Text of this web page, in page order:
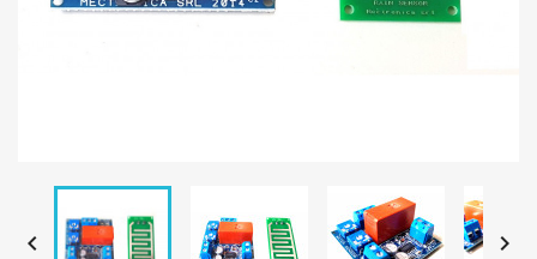
 